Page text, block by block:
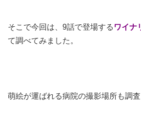
そこで今回は、9話で登場する ワイナ
て調べてみました。
萌絵が運ばれる病院の撮影場所も調査